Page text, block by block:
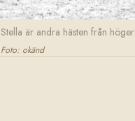
Stella är andra hästen från höger
Foto: okänd